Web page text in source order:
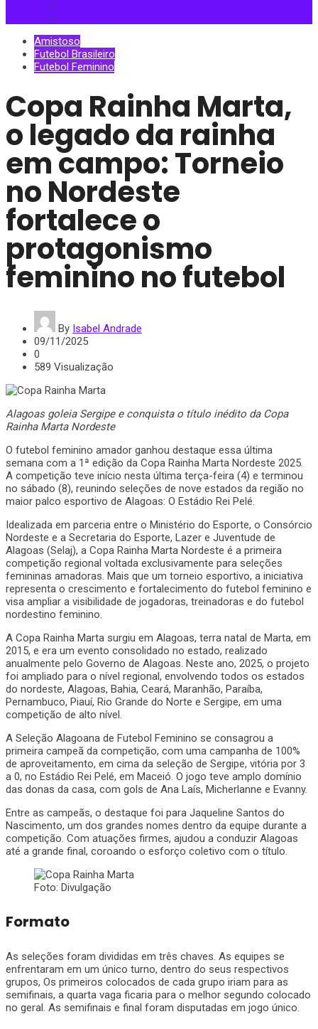
Amistoso
Futebol Brasileiro
Futebol Feminino
Copa Rainha Marta,
o legado da rainha
em campo: Torneio
no Nordeste
fortalece o
protagonismo
feminino no futebol
By Isabel Andrade
09/11/2025
0
589 Visualização
Alagoas goleia Sergipe e conquista o título inédito da Copa
Rainha Marta Nordeste
O futebol feminino amador ganhou destaque essa última
semana com a 1ª edição da Copa Rainha Marta Nordeste 2025.
A competição teve início nesta última terça-feira (4) e terminou
no sábado (8), reunindo seleções de nove estados da região no
maior palco esportivo de Alagoas: O Estádio Rei Pelé.
Idealizada em parceria entre o Ministério do Esporte, o Consórcio
Nordeste e a Secretaria do Esporte, Lazer e Juventude de
Alagoas (Selaj), a Copa Rainha Marta Nordeste é a primeira
competição regional voltada exclusivamente para seleções
femininas amadoras. Mais que um torneio esportivo, a iniciativa
representa o crescimento e fortalecimento do futebol feminino e
visa ampliar a visibilidade de jogadoras, treinadoras e do futebol
nordestino feminino.
A Copa Rainha Marta surgiu em Alagoas, terra natal de Marta, em
2015, e era um evento consolidado no estado, realizado
anualmente pelo Governo de Alagoas. Neste ano, 2025, o projeto
foi ampliado para o nível regional, envolvendo todos os estados
do nordeste, Alagoas, Bahia, Ceará, Maranhão, Paraíba,
Pernambuco, Piauí, Rio Grande do Norte e Sergipe, em uma
competição de alto nível.
A Seleção Alagoana de Futebol Feminino se consagrou a
primeira campeã da competição, com uma campanha de 100%
de aproveitamento, em cima da seleção de Sergipe, vitória por 3
a 0, no Estádio Rei Pelé, em Maceió. O jogo teve amplo domínio
das donas da casa, com gols de Ana Laís, Micherlanne e Evanny.
Entre as campeãs, o destaque foi para Jaqueline Santos do
Nascimento, um dos grandes nomes dentro da equipe durante a
competição. Com atuações firmes, ajudou a conduzir Alagoas
até a grande final, coroando o esforço coletivo com o título.
Foto: Divulgação
Formato
As seleções foram divididas em três chaves. As equipes se
enfrentaram em um único turno, dentro do seus respectivos
grupos, Os primeiros colocados de cada grupo iriam para as
semifinais, a quarta vaga ficaria para o melhor segundo colocado
no geral. As semifinais e final foram disputadas em jogo único.